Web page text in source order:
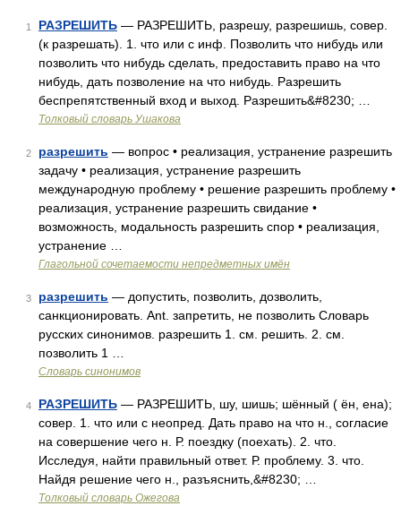
1 РАЗРЕШИТЬ — РАЗРЕШИТЬ, разрешу, разрешишь, совер.
(к разрешать). 1. что или с инф. Позволить что нибудь или
позволить что нибудь сделать, предоставить право на что
нибудь, дать позволение на что нибудь. Разрешить
беспрепятственный вход и выход. Разрешить&#8230; …
Толковый словарь Ушакова
2 разрешить — вопрос • реализация, устранение разрешить
задачу • реализация, устранение разрешить
международную проблему • решение разрешить проблему •
реализация, устранение разрешить свидание •
возможность, модальность разрешить спор • реализация,
устранение …
Глагольной сочетаемости непредметных имён
3 разрешить — допустить, позволить, дозволить,
санкционировать. Ant. запретить, не позволить Словарь
русских синонимов. разрешить 1. см. решить. 2. см.
позволить 1 …
Словарь синонимов
4 РАЗРЕШИТЬ — РАЗРЕШИТЬ, шу, шишь; шённый ( ён, ена);
совер. 1. что или с неопред. Дать право на что н., согласие
на совершение чего н. Р. поездку (поехать). 2. что.
Исследуя, найти правильный ответ. Р. проблему. 3. что.
Найдя решение чего н., разъяснить,&#8230; …
Толковый словарь Ожегова